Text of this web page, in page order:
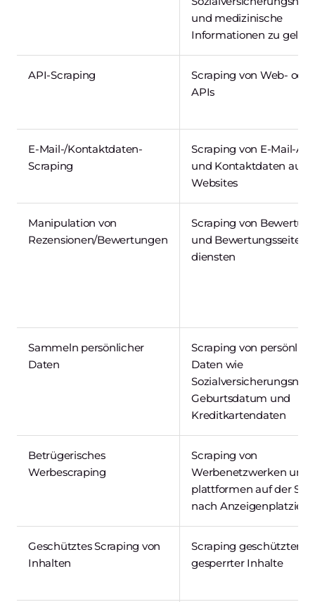
und medizinische
Informationen zu
API-Scraping
Scraping von Web-
APIs
E-Mail-/Kontaktdaten-
Scraping
Scraping von E-Mail-
und Kontaktdaten aus
Websites
Manipulation von
Rezensionen/Bewertungen
Scraping von
und Bewertungsseiten
diensten
Sammeln persönlicher
Daten
Scraping von
Daten wie
Geburtsdatum und
Kreditkartendaten
Betrügerisches
Werbescraping
Scraping von
Werbenetzwerken und
plattformen auf der
nach
Geschütztes Scraping von
Inhalten
Scraping geschützter
gesperrter Inhalte